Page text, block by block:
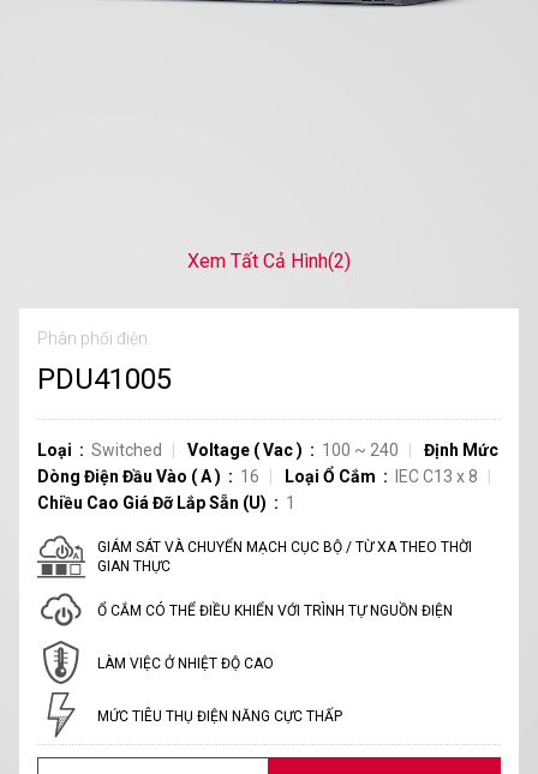
Xem Tất Cả Hình(2)
Phân phối điện
PDU41005
Loại Switched Voltage (Vac) 100 ~ 240
Định Mức
Dòng Điện Đầu Vào (A) 16 Loại Ổ Cắm IEC C13 x8
Chiều Cao Giá Đỡ Lắp Sẵn (U)
1
GIÁM SÁT VÀ CHUYỂN MẠCH CỤC BỘ / TỪ XA THEO THỜI
GIAN THỰC
Ổ CẮM CÓ THỂ ĐIỀU KHIỂN VỚI TRÌNH TỰ NGUỒN ĐIỆN
LÀM VIỆC Ở NHIỆT ĐỘ CAO
MỨC TIÊU THỤ ĐIỆN NĂNG CỰC THẤP